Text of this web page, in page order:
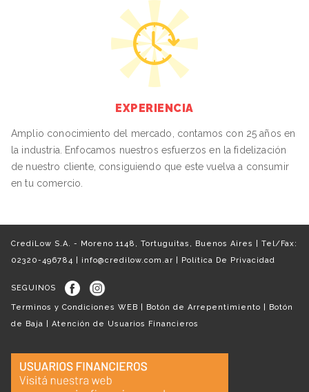
EXPERIENCIA
Amplio conocimiento del mercado, contamos con 25 años en
la industria. Enfocamos nuestros esfuerzos en la fidelización
de nuestro cliente, consiguiendo que este vuelva a consumir
en tu comercio.
CrediLow S.A. - Moreno 1148, Tortuguitas, Buenos Aires | Tel/Fax:
02320-496784 | info@credilow.com.ar Política De Privacidad
SEGUINOS
Terminos y Condiciones WEB Botón de Arrepentimiento
Botón
de Baja
Atención de Usuarios Financieros